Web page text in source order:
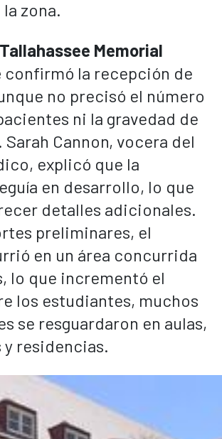
zona.
Tallahassee Memorial
confirmó la recepción de
no precisó el número
ni la gravedad de
Sarah Cannon, vocera del
explicó que la
en desarrollo, lo que
detalles adicionales.
preliminares, el
en un área concurrida
lo que incrementó el
los estudiantes, muchos
se resguardaron en aulas,
residencias.